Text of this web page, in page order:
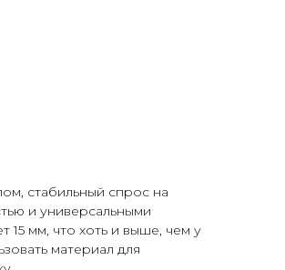
стабильный спрос на
и универсальными
15 мм, что хоть и выше, чем у
материал для